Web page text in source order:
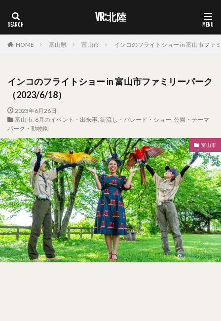
VR:北陸
HOME 富山県 富山市 インコのフライトショー in 富山市ファ
インコのフライトショー in 富山市ファミリーパーク
（2023/6/18）
2023年6月26日
富山市, 6月のイベント・出来事, 街流し・パレード・ショー, 公園・テーマ
パーク・動物園
富山市